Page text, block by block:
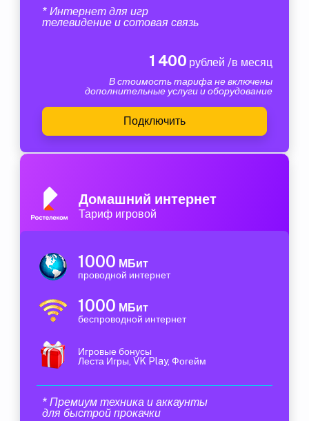
* Интернет для игр
телевидение и сотовая связь
1 400 рублей /в месяц
В стоимость тарифа не включены
дополнительные услуги и оборудование
Подключить
Домашний интернет
Тариф игровой
1000 МБит
проводной интернет
1000 МБит
беспроводной интернет
Игровые бонусы
Леста Игры, VK Play, Фогейм
* Премиум техника и аккаунты
для быстрой прокачки